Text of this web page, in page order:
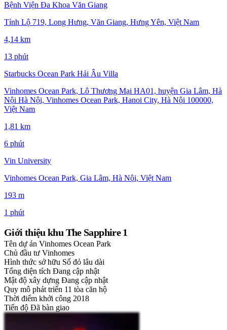
Bệnh Viện Đa Khoa Văn Giang
Tỉnh Lộ 719, Long Hưng, Văn Giang, Hưng Yên, Việt Nam
4,14 km
13 phút
Starbucks Ocean Park Hải Âu Villa
Vinhomes Ocean Park, Lô Thương Mại HA01, huyện Gia Lâm, Hà
Nội Hà Nội, Vinhomes Ocean Park, Hanoi City, Hà Nội 100000,
Việt Nam
1,81 km
6 phút
Vin University
Vinhomes Ocean Park, Gia Lâm, Hà Nội, Việt Nam
193 m
1 phút
Giới thiệu khu The Sapphire 1
Tên dự án Vinhomes Ocean Park
Chủ đầu tư Vinhomes
Hình thức sở hữu Sổ đỏ lâu dài
Tổng diện tích Đang cập nhật
Mật độ xây dựng Đang cập nhật
Quy mô phát triển 11 tòa căn hộ
Thời điểm khởi công 2018
Tiến độ Đã bàn giao